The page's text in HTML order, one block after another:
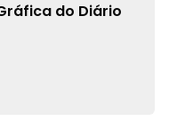
do Diário